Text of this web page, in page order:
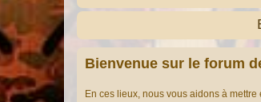
Bienvenue sur le forum
En ces lieux, nous vous aidons à